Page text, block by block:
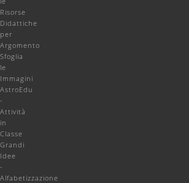
Risorse
Didattiche
per
Argomento
Sfoglia
le
Immagini
AstroEdu
-
Attività
in
Classe
Grandi
Idee
-
Alfabetizzazione